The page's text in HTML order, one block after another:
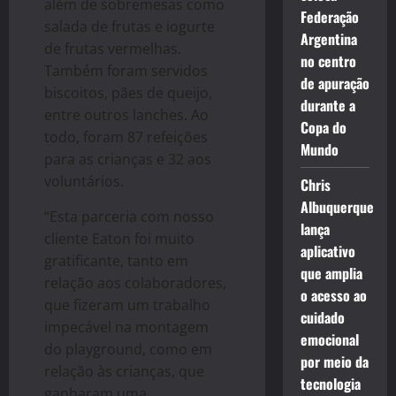
além de sobremesas como
salada de frutas e iogurte
de frutas vermelhas.
Também foram servidos
biscoitos, pães de queijo,
entre outros lanches. Ao
todo, foram 87 refeições
para as crianças e 32 aos
voluntários.
“Esta parceria com nosso
cliente Eaton foi muito
gratificante, tanto em
relação aos colaboradores,
que fizeram um trabalho
impecável na montagem
do playground, como em
relação às crianças, que
Federação
Argentina
no centro
de apuração
durante a
Copa do
Mundo
Chris
Albuquerque
lança
aplicativo
que amplia
o acesso ao
cuidado
emocional
por meio da
tecnologia